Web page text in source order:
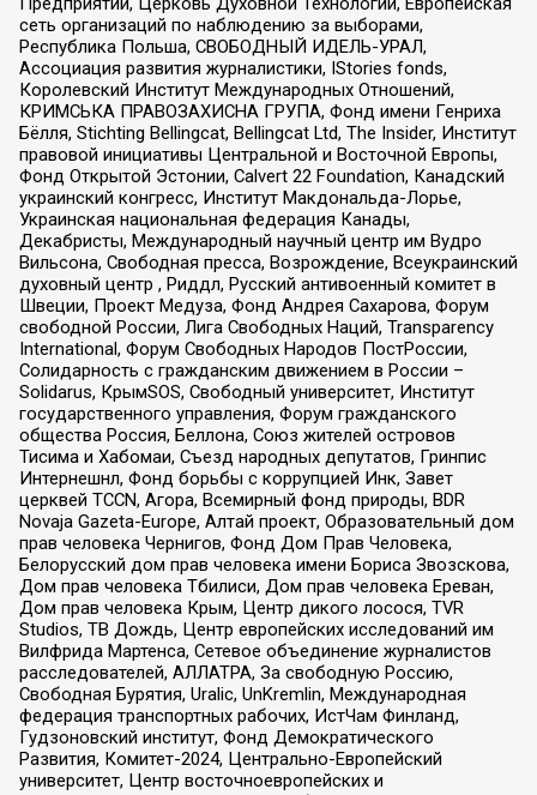
сеть организаций по наблюдению за выборами,
Республика Польша, СВОБОДНЫЙ ИДЕЛЬ-УРАЛ,
Ассоциация развития журналистики, IStories fonds,
Королевский Институт Международных Отношений,
КРИМСЬКА ПРАВОЗАХИСНА ГРУПА, Фонд имени Генриха
Бёлля, Stichting Bellingcat, Bellingcat Ltd, The Insider, Институт
правовой инициативы Центральной и Восточной Европы,
Фонд Открытой Эстонии, Calvert 22 Foundation, Канадский
украинский конгресс, Институт Макдональда-Лорье,
Украинская национальная федерация Канады,
Декабристы, Международный научный центр им Вудро
Вильсона, Свободная пресса, Возрождение, Всеукраинский
духовный центр , Риддл, Русский антивоенный комитет в
Швеции, Проект Медуза, Фонд Андрея Сахарова, Форум
свободной России, Лига Свободных Наций, Transparеncy
International, Форум Свободных Народов ПостРоссии,
Солидарность с гражданским движением в России –
Solidarus, КрымSOS, Свободный университет, Институт
государственного управления, Форум гражданского
общества Россия, Беллона, Союз жителей островов
Тисима и Хабомаи, Съезд народных депутатов, Гринпис
Интернешнл, Фонд борьбы с коррупцией Инк, Завет
церквей TCCN, Агора, Всемирный фонд природы, BDR
Novaja Gazeta-Europe, Алтай проект, Образовательный дом
прав человека Чернигов, Фонд Дом Прав Человека,
Белорусский дом прав человека имени Бориса Звозскова,
Дом прав человека Тбилиси, Дом прав человека Ереван,
Дом прав человека Крым, Центр дикого лосося, TVR
Studios, ТВ Дождь, Центр европейских исследований им
Вилфрида Мартенса, Сетевое объединение журналистов
расследователей, АЛЛАТРА, За свободную Россию,
Свободная Бурятия, Uralic, UnKremlin, Международная
федерация транспортных рабочих, ИстЧам Финланд,
Гудзоновский институт, Фонд Демократического
Развития, Комитет-2024, Центрально-Европейский
университет, Центр восточноевропейских и